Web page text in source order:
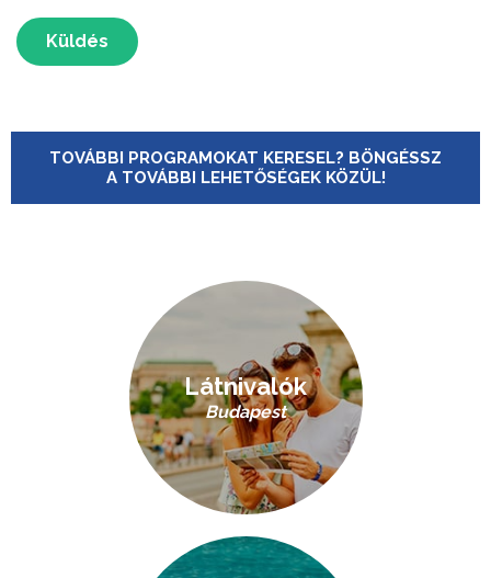
Küldés
TOVÁBBI PROGRAMOKAT KERESEL? BÖNGÉSSZ
A TOVÁBBI LEHETŐSÉGEK KÖZÜL!
Látnivalók
Budapest